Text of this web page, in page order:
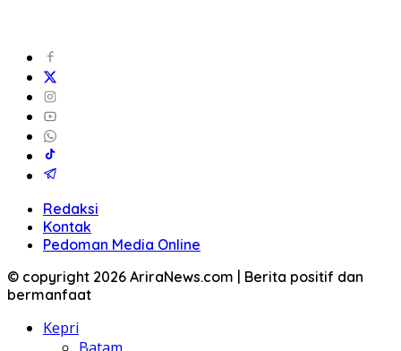
Redaksi
Kontak
Pedoman Media Online
© copyright 2026 AriraNews.com | Berita positif dan
bermanfaat
Kepri